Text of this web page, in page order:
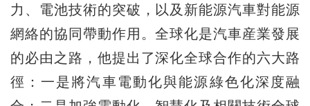
力、電池技術的突破，以及新能源汽車對能源
網絡的協同帶動作用。全球化是汽車産業發展
的必由之路，他提出了深化全球合作的六大路
徑：一是將汽車電動化與能源綠色化深度融